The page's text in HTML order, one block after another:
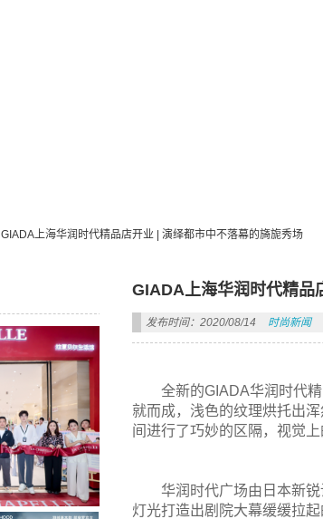
GIADA上海华润时代精品店开业 | 演绎都市中不落幕的旖旎秀场
GIADA上海华润时代精品
发布时间：2020/08/14 时尚新闻
全新的GIADA华润时代
就而成，浅色的纹理烘托出
间进行了巧妙的区隔，视觉
华润时代广场由日本新
灯光打造出剧院大幕缓缓拉